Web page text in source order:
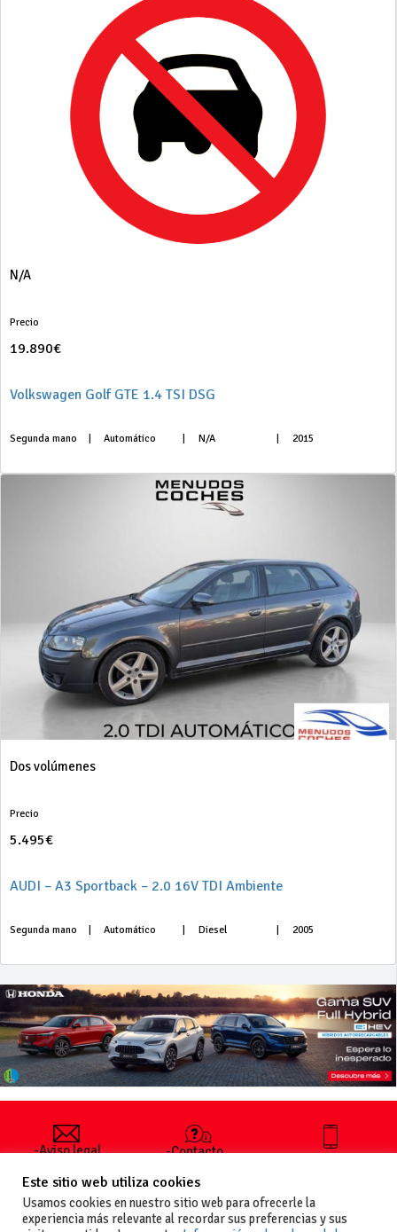
N/A
Precio
19.890€
Volkswagen Golf GTE 1.4 TSI DSG
Segunda mano Automático N/A 2015
Dos volúmenes
Precio
5.495€
AUDI – A3 Sportback – 2.0 16V TDI Ambiente
Segunda mano Automático Diesel 2005
-Aviso legal
generales
de uso
-Contacto
publicar un
anuncio
-Vende+
+34 627 35
Este sitio web utiliza cookies
Usamos cookies en nuestro sitio web para ofrecerle la
experiencia más relevante al recordar sus preferencias y sus